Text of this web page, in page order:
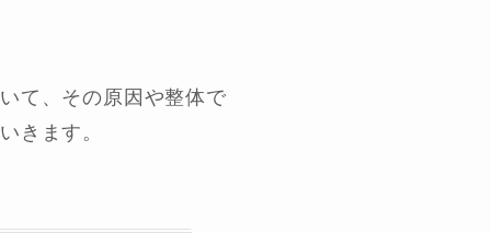
て、その原因や整体で
きます。